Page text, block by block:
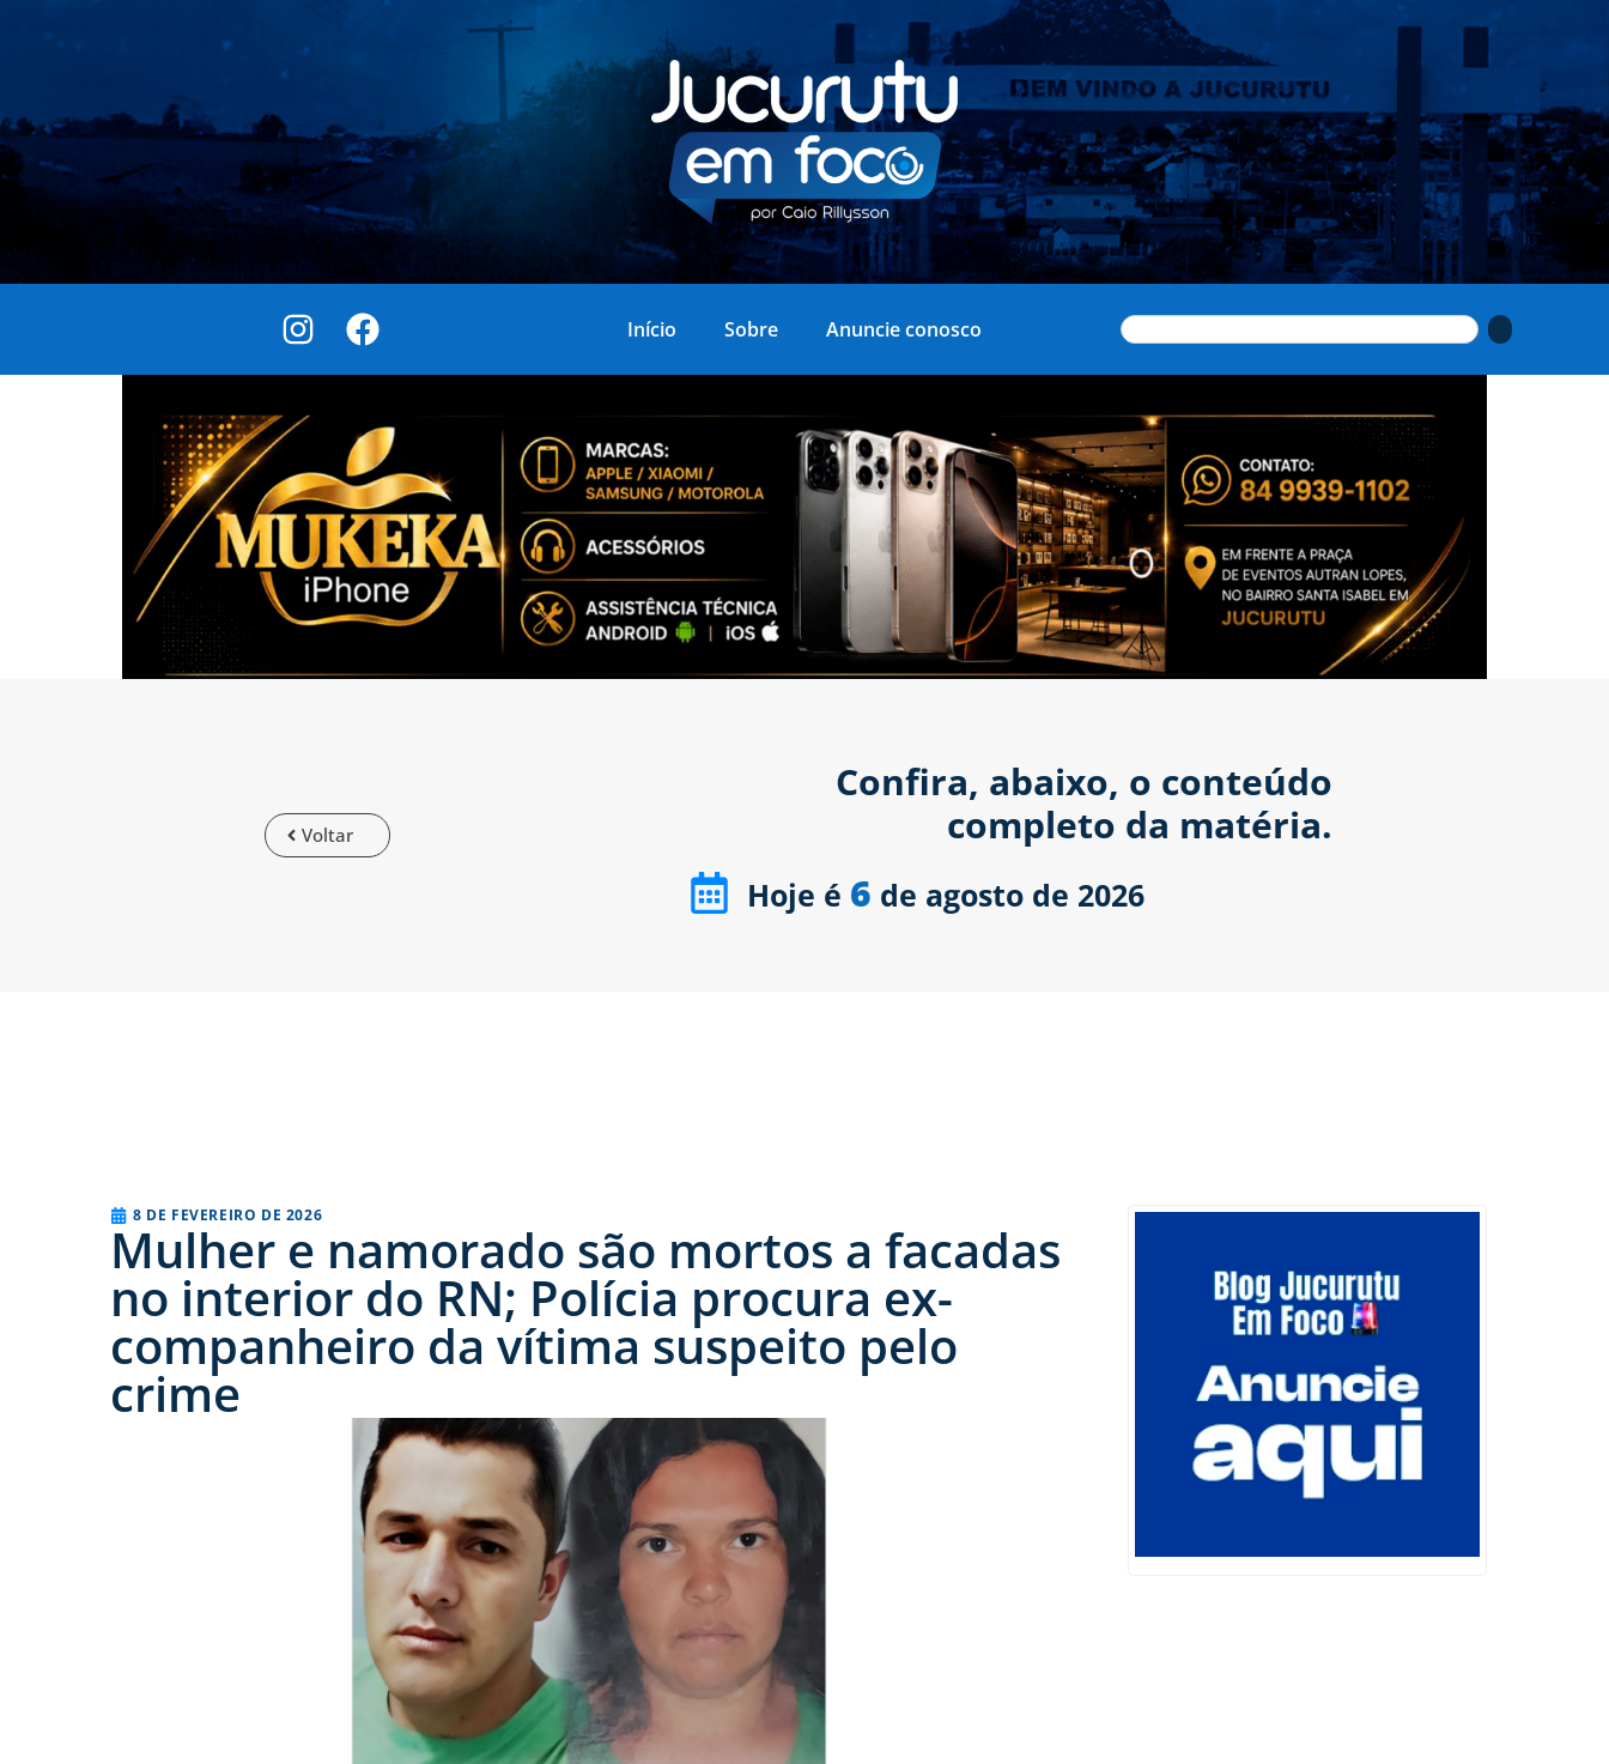
Início Sobre Anuncie conosco
Voltar
Confira, abaixo, o conteúdo
completo da matéria.
Hoje é 6 de agosto de 2026
8 DE FEVEREIRO DE 2026
Mulher e namorado são mortos a facadas
no interior do RN; Polícia procura ex-
companheiro da vítima suspeito pelo
crime